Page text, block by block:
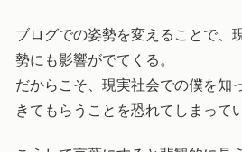
ブログでの姿勢を変えることで、
勢にも影響がでてくる。
だからこそ、現実社会での僕を知
きてもらうことを恐れてしまって